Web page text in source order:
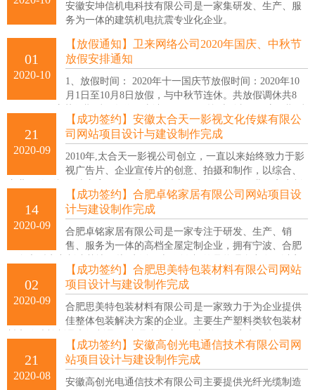
安徽安坤信机电科技有限公司是一家集研发、生产、服
务为一体的建筑机电抗震专业化企业。
01
2020-10
【放假通知】卫来网络公司2020年国庆、中秋节
放假安排通知
1、放假时间： 2020年十一国庆节放假时间：2020年10
月1日至10月8日放假，与中秋节连休。共放假调休共8
续连续上班7天，请各位同事安排好自己的相关事宜行程。
21
2020-09
【成功签约】安徽太合天一影视文化传媒有限公
司网站项目设计与建设制作完成
2010年,太合天一影视公司创立，一直以来始终致力于影
视广告片、企业宣传片的创意、拍摄和制作，以综合、
作千余条商业影视作品，赢得了众多企业的信赖与支持，现已发展成
为创作实力、规模化、系统化的新媒体影视内容制作机构。
14
2020-09
【成功签约】合肥卓铭家居有限公司网站项目设
计与建设制作完成
合肥卓铭家居有限公司是一家专注于研发、生产、销
售、服务为一体的高档全屋定制企业，拥有宁波、合肥
制产品和贴心服务为优势，为用户提供完善的整体家居解决方案。
02
2020-09
【成功签约】合肥思美特包装材料有限公司网站
项目设计与建设制作完成
合肥思美特包装材料有限公司是一家致力于为企业提供
佳整体包装解决方案的企业。主要生产塑料类软包装材
化，汽车等各行业。
21
2020-08
【成功签约】安徽高创光电通信技术有限公司网
站项目设计与建设制作完成
安徽高创光电通信技术有限公司主要提供光纤光缆制造